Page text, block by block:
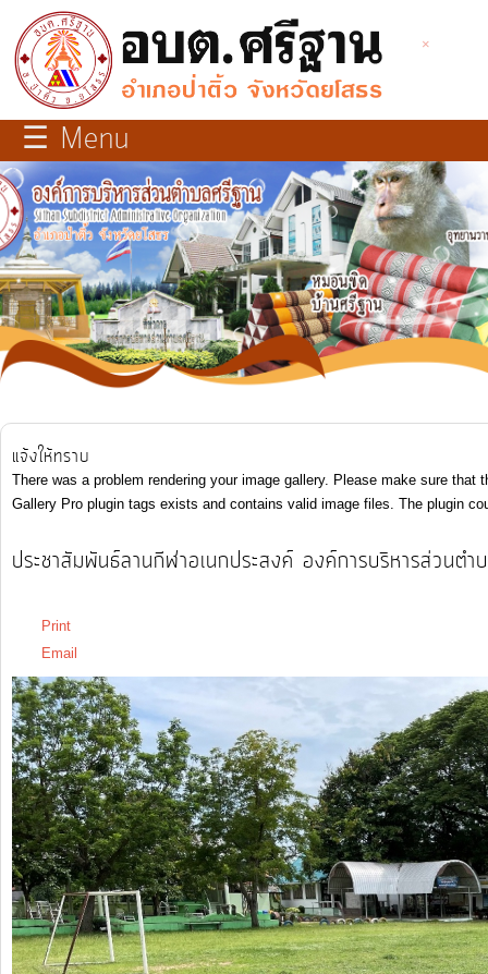
หน้า
หลัก
เกี่ยว
กับ
เรา
บุคลากร
พัฒนา
ท้อง
ถิ่น
รายงาน
ดำเนิน
บริการ
ข้อมูล
การ
เงิน-
การ
คลัง
☰ Menu
×
แจ้งให้ทราบ
There was a problem rendering your image gallery. Please make sure that
Gallery Pro plugin tags exists and contains valid image files. The plugin
ประชาสัมพันธ์ลานกีฬาอเนกประสงค์ องค์การบริหารส่วนตำ
Print
Email